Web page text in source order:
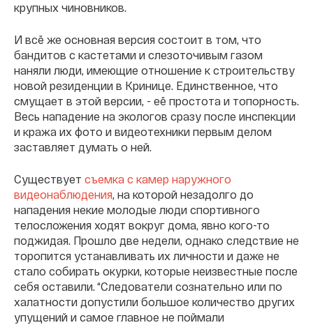
крупных чиновников.
И всё же основная версия состоит в том, что
бандитов с кастетами и слезоточивым газом
наняли люди, имеющие отношение к строительству
новой резиденции в Кринице. Единственное, что
смущает в этой версии, - её простота и топорность.
Весь нападение на экологов сразу после инспекции
и кража их фото и видеотехники первым делом
заставляет думать о ней.
Существует съемка с камер наружного
видеонаблюдения, на которой незадолго до
нападения некие молодые люди спортивного
телосложения ходят вокруг дома, явно кого-то
поджидая. Прошло две недели, однако следствие не
торопится устанавливать их личности и даже не
стало собирать окурки, которые неизвестные после
себя оставили. “Следователи сознательно или по
халатности допустили большое количество других
упущений и самое главное не поймали